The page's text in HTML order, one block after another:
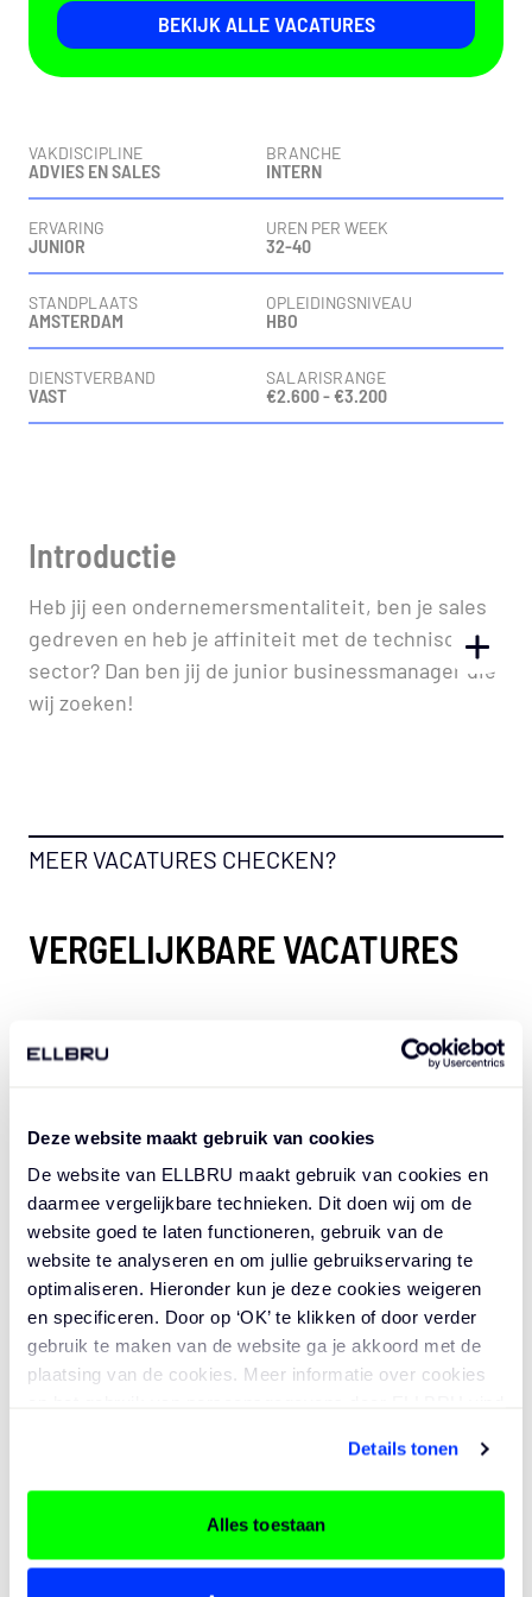
Deze website maakt gebruik van cookies
De website van ELLBRU maakt gebruik van cookies en
daarmee vergelijkbare technieken. Dit doen wij om de
website goed te laten functioneren, gebruik van de
website te analyseren en om jullie gebruikservaring te
optimaliseren. Hieronder kun je deze cookies weigeren
en specificeren. Door op ‘OK’ te klikken of door verder
gebruik te maken van de website ga je akkoord met de
plaatsing van de cookies. Meer informatie over cookies
Details tonen
Alles toestaan
BEKIJK ALLE VACATURES
Vacaturedetails
VAKDISCIPLINE
ADVIES EN SALES
BRANCHE
INTERN
ERVARING
JUNIOR
UREN PER WEEK
32-40
STANDPLAATS
AMSTERDAM
OPLEIDINGSNIVEAU
HBO
DIENSTVERBAND
VAST
SALARISRANGE
€2.600 - €3.200
Vacaturebeschrijving
Introductie
Heb jij een ondernemersmentaliteit, ben je sales
gedreven en heb je affiniteit met de technische
sector? Dan ben jij de junior businessmanager die
wij zoeken!
Organisatie
Binnen de vakdisciplines bouwkunde, vastgoed en
complexe vraagstukken.
zeggen. Ondernemerschap stimuleren.
Persoonlijke ontwikkeling belangrijk vinden.
Vrijheid en zelfstandigheid koesteren. Dát is
ELLBRU!
Opdrachtgevers van ELLBRU (techniek) zijn onder
andere Schiphol, Spie, Volker Wessels, Heijmans,
TBI, gemeente Amsterdam en nog veel meer
Functieomschrijving
MEER VACATURES CHECKEN?
VERGELIJKBARE VACATURES
Businessmanager - Techniek
Amsterdam
Junior accountmanager bouw- en
vastgoedbranche
Amsterdam
Vast
€2.700 - €3.300
Amsterdam
Vast